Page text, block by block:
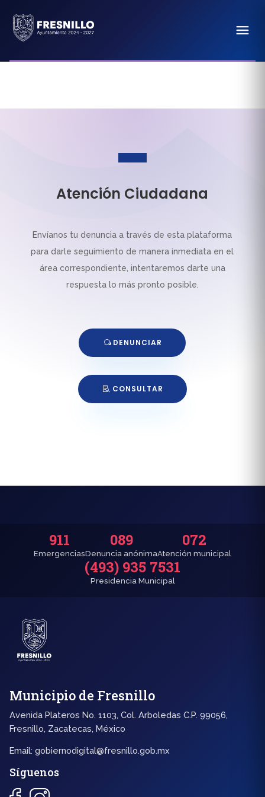
Atención Ciudadana
Envíanos tu denuncia a través de esta plataforma
para darle seguimiento de manera inmediata en el
área correspondiente, intentaremos darte una
respuesta lo más pronto posible.
DENUNCIAR
CONSULTAR
911
Emergencias
089
Denuncia anónima
072
Atención municipal
(493) 935 7531
Presidencia Municipal
Municipio de Fresnillo
Avenida Plateros No. 1103, Col. Arboledas C.P. 99056,
Fresnillo, Zacatecas, México
Email: gobiernodigital@fresnillo.gob.mx
Síguenos